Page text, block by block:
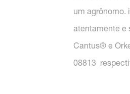
um agrônomo.
atentamente e
Cantus® e
08813